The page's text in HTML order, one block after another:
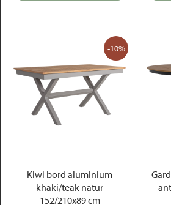
-10%
Kiwi bord aluminium
khaki/teak natur
152/210x89 cm